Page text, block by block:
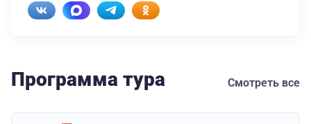
Программа тура Смотреть все